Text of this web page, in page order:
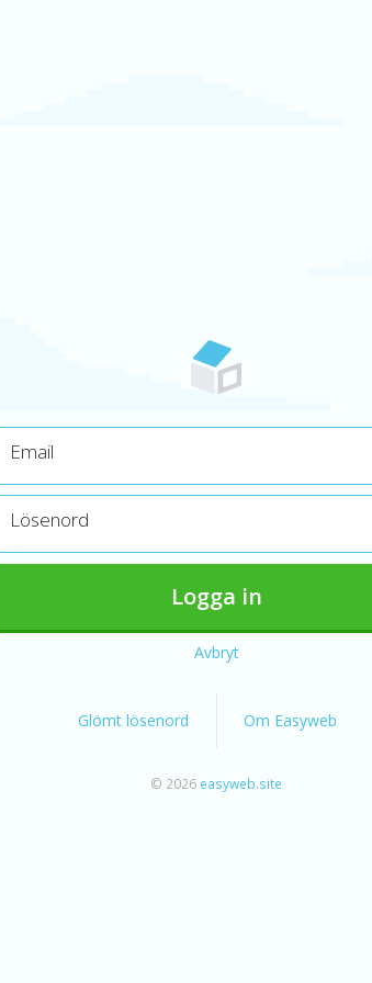
Email
Lösenord
Logga in
Avbryt
Glömt lösenord Om Easyweb
© 2026 easyweb.site